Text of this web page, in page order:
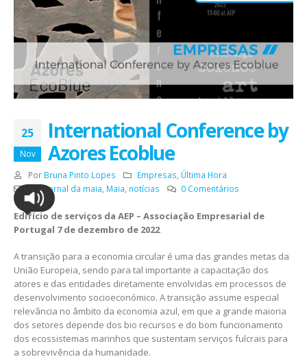
25
Nov
International Conference by
Azores Ecoblue
Por Bruna Pinto Lopes Empresas, Última Hora
AEP,jornal da maia, Maia, notícias 0 Comentários
Edifício de serviços da AEP – Associação Empresarial de
Portugal 7 de dezembro de 2022
A transição para a economia circular é uma das grandes metas da
União Europeia, sendo para tal importante a capacitação dos
atores e das entidades diretamente envolvidas em processos de
desenvolvimento socioeconómico. A transição assume especial
relevância no âmbito da economia azul, em que a grande maioria
dos setores depende dos bio recursos e do bom funcionamento
dos ecossistemas marinhos que sustentam serviços fulcrais para
a sobrevivência da humanidade.